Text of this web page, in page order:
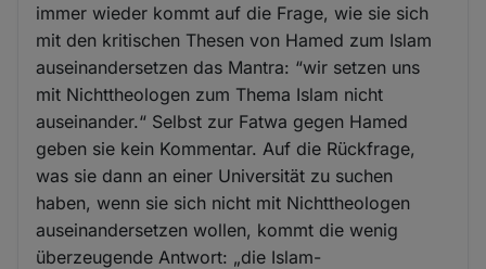
immer wieder kommt auf die Frage, wie sie sich
mit den kritischen Thesen von Hamed zum Islam
auseinandersetzen das Mantra: “wir setzen uns
mit Nichttheologen zum Thema Islam nicht
auseinander.“ Selbst zur Fatwa gegen Hamed
geben sie kein Kommentar. Auf die Rückfrage,
was sie dann an einer Universität zu suchen
haben, wenn sie sich nicht mit Nichttheologen
auseinandersetzen wollen, kommt die wenig
überzeugende Antwort: „die Islam-